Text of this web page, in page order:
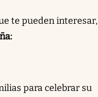
te pueden interesar,
para celebrar su